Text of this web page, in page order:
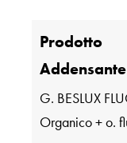
Prodotto
G. BESLUX
Organico + o.